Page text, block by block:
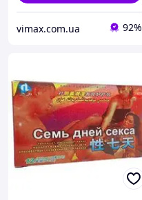
vimax.com.ua 92%